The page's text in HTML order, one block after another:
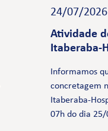
24/07/2026
Atividade
Itaberaba-
Informamos
concretagem
Itaberaba-
07h do dia